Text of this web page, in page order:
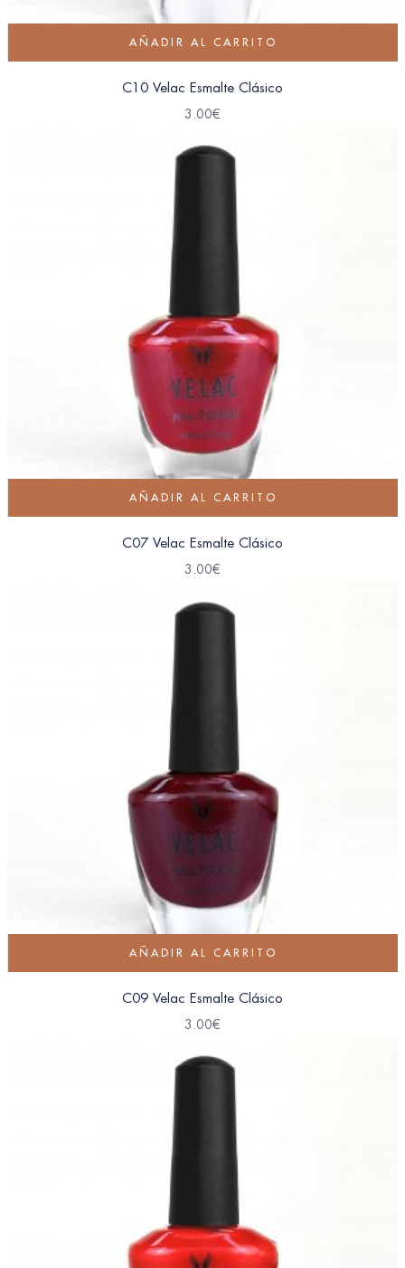
AÑADIR AL CARRITO
C10 Velac Esmalte Clásico
3.00€
AÑADIR AL CARRITO
C07 Velac Esmalte Clásico
3.00€
AÑADIR AL CARRITO
C09 Velac Esmalte Clásico
3.00€